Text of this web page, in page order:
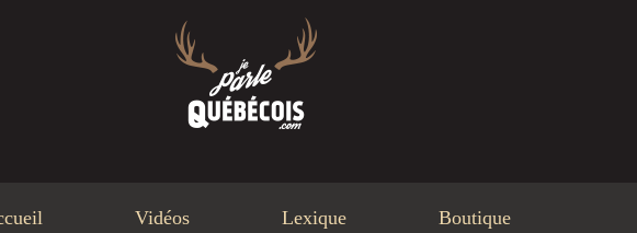
Vidéos Lexique Boutique